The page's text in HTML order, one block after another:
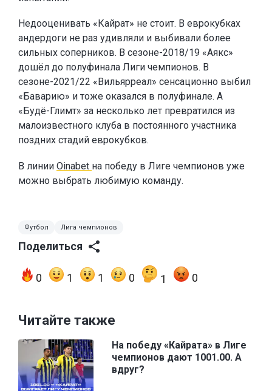
Недооценивать «Кайрат» не стоит. В еврокубках
андердоги не раз удивляли и выбивали более
сильных соперников. В сезоне-2018/19 «Аякс»
дошёл до полуфинала Лиги чемпионов. В
сезоне-2021/22 «Вильярреал» сенсационно выбил
«Баварию» и тоже оказался в полуфинале. А
«Будё-Глимт» за несколько лет превратился из
малоизвестного клуба в постоянного участника
поздних стадий еврокубков.
В линии Oinabet на победу в Лиге чемпионов уже
можно выбрать любимую команду.
Футбол Лига чемпионов
Поделиться
0 1 1 0 1 0
Читайте также
На победу «Кайрата» в Лиге
чемпионов дают 1001.00. А
вдруг?